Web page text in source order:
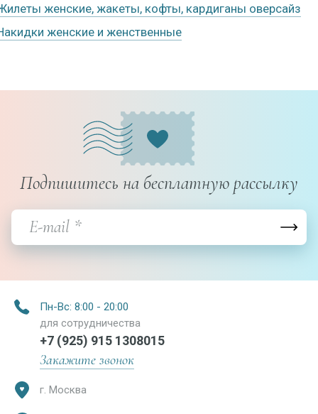
женские, жакеты, кофты, кардиганы оверсайз
женские и женственные
Подпишитесь на бесплатную рассылку
Пн-Вс: 8:00 - 20:00
для сотрудничества
+7 (925) 915 1308015
Закажите звонок
г. Москва